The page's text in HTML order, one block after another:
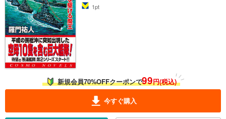
1pt
新規会員70%OFFクーポンで99円(税込)
今すぐ購入